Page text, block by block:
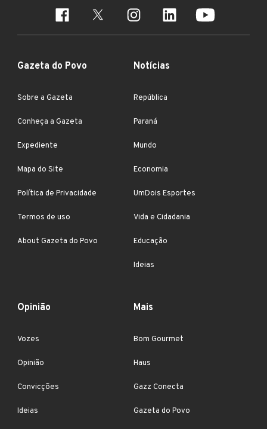
Gazeta do Povo
Sobre a Gazeta
Conheça a Gazeta
Expediente
Mapa do Site
Política de Privacidade
Termos de uso
About Gazeta do Povo
Notícias
República
Paraná
Mundo
Economia
UmDois Esportes
Vida e Cidadania
Educação
Ideias
Opinião
Vozes
Opinião
Convicções
Ideias
Mais
Bom Gourmet
Haus
Gazz Conecta
Gazeta do Povo